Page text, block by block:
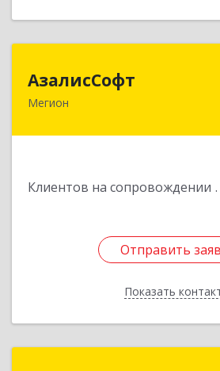
АзалисСофт
Мегион
Клиентов на сопровождении
Отправить
Показать
628690, Ханты-Мансийский
Отправить
Назад